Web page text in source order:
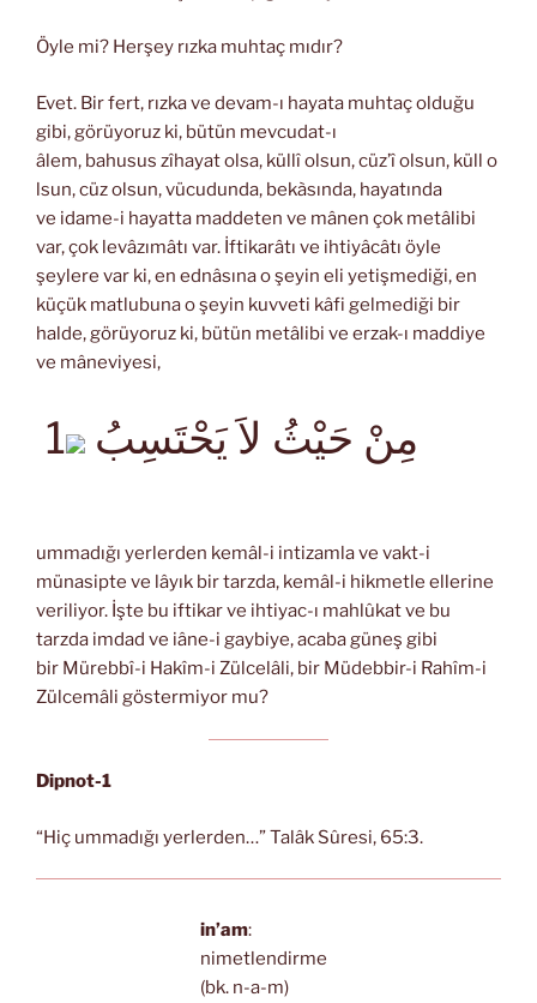
Öyle mi? Herşey rızka muhtaç mıdır?
Evet. Bir fert, rızka ve devam-ı hayata muhtaç olduğu
gibi, görüyoruz ki, bütün mevcudat-ı
âlem, bahusus zîhayat olsa, küllî olsun, cüz’î olsun, küll o
lsun, cüz olsun, vücudunda, bekàsında, hayatında
ve idame-i hayatta maddeten ve mânen çok metâlibi
var, çok levâzımâtı var. İftikarâtı ve ihtiyâcâtı öyle
şeylere var ki, en ednâsına o şeyin eli yetişmediği, en
küçük matlubuna o şeyin kuvveti kâfi gelmediği bir
halde, görüyoruz ki, bütün metâlibi ve erzak-ı maddiye
ve mâneviyesi,
مِنْ حَيْثُ لاَ يَحْتَسِبُ
ummadığı yerlerden kemâl-i intizamla ve vakt-i
münasipte ve lâyık bir tarzda, kemâl-i hikmetle ellerine
veriliyor. İşte bu iftikar ve ihtiyac-ı mahlûkat ve bu
tarzda imdad ve iâne-i gaybiye, acaba güneş gibi
bir Mürebbî-i Hakîm-i Zülcelâli, bir Müdebbir-i Rahîm-i
Zülcemâli göstermiyor mu?
Dipnot-1
“Hiç ummadığı yerlerden…” Talâk Sûresi, 65:3.
in’am:
nimetlendirme
(bk. n-a-m)